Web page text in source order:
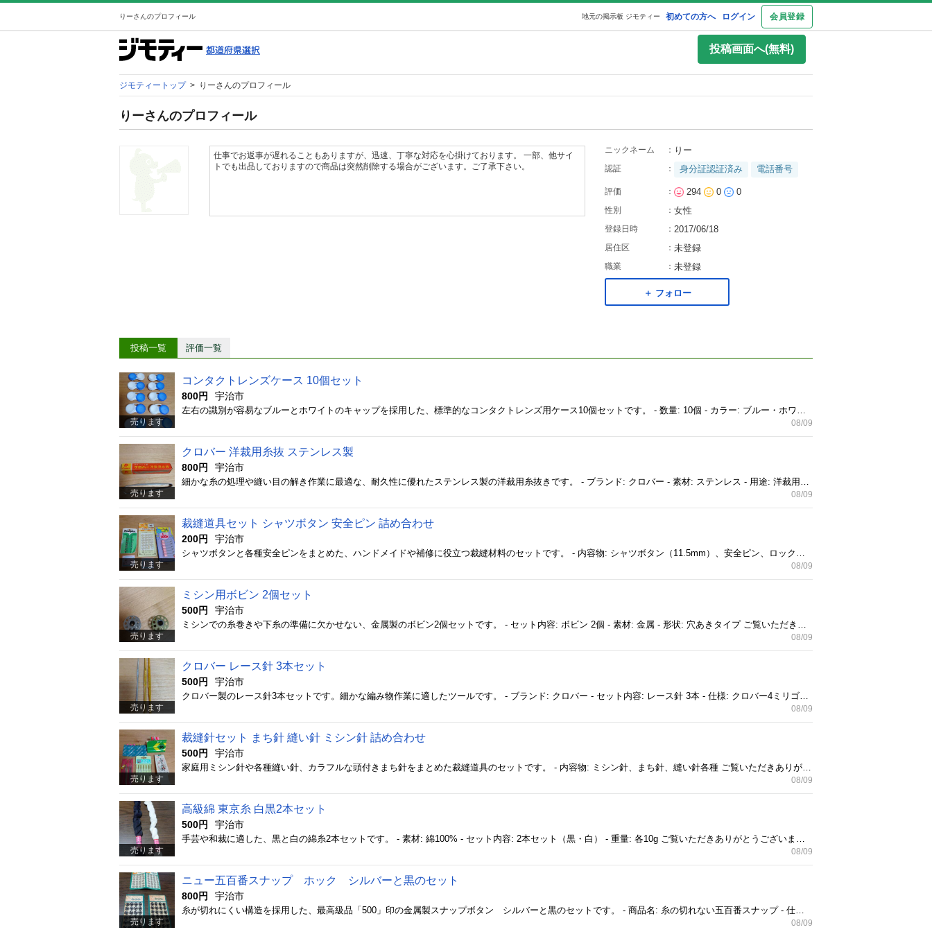
りーさんのプロフィール 初めての方へ ログイン 会員登録
地元の掲示板 ジモティー
投稿画面へ(無料)
ジモティートップ > りーさんのプロフィール
りーさんのプロフィール
仕事でお返事が遅れることもありますが、迅速、丁寧な対応を心掛けております。 一部、他サイ
トでも出品しておりますので商品は突然削除する場合がございます。ご了承下さい。
ニックネーム ： りー
認証 ： 身分証認証済み 電話番号
評価 ： 294 0 0
性別 ： 女性
登録日時 ： 2017/06/18
居住区 ： 未登録
職業 ： 未登録
＋ フォロー
投稿一覧 評価一覧
売ります
コンタクトレンズケース 10個セット
800円 宇治市
08/09
売ります
クロバー 洋裁用糸抜 ステンレス製
800円 宇治市
08/09
売ります
裁縫道具セット シャツボタン 安全ピン 詰め合わせ
200円 宇治市
08/09
売ります
ミシン用ボビン 2個セット
500円 宇治市
08/09
売ります
クロバー レース針 3本セット
500円 宇治市
08/09
売ります
裁縫針セット まち針 縫い針 ミシン針 詰め合わせ
500円 宇治市
08/09
売ります
高級綿 東京糸 白黒2本セット
500円 宇治市
08/09
売ります
ニュー五百番スナップ ホック シルバーと黒のセット
800円 宇治市
08/09